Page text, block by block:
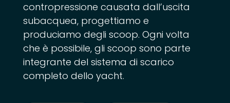
contropressione causata dall’uscita
subacquea, progettiamo e
produciamo degli scoop. Ogni volta
che è possibile, gli scoop sono parte
integrante del sistema di scarico
completo dello yacht.